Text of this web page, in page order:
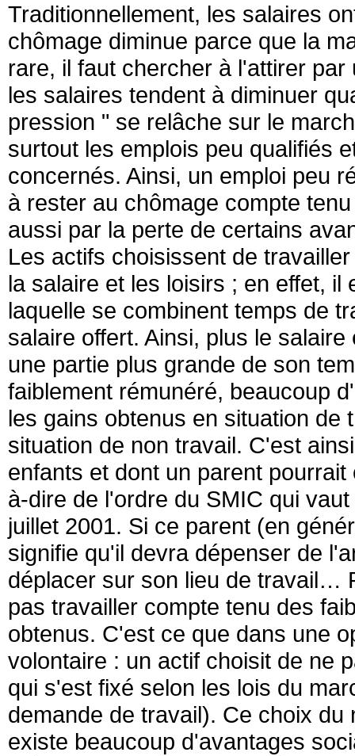
Traditionnellement, les salaires
chômage diminue parce que la
rare, il faut chercher à l'attirer
les salaires tendent à diminuer
pression " se relâche sur le
surtout les emplois peu qualifiés
concernés. Ainsi, un emploi peu
à rester au chômage compte
aussi par la perte de certains
Les actifs choisissent de
la salaire et les loisirs ; en effet,
laquelle se combinent temps de
salaire offert. Ainsi, plus le
une partie plus grande de son
faiblement rémunéré, beaucoup
les gains obtenus en situation
situation de non travail. C'est
enfants et dont un parent
à-dire de l'ordre du SMIC qui
juillet 2001. Si ce parent (en
signifie qu'il devra dépenser de
déplacer sur son lieu de travail…
pas travailler compte tenu des
obtenus. C'est ce que dans une
volontaire : un actif choisit de ne
qui s'est fixé selon les lois du
demande de travail). Ce choix
existe beaucoup d'avantages